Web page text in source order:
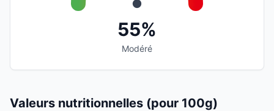
55%
Modéré
Valeurs nutritionnelles (pour 100g)